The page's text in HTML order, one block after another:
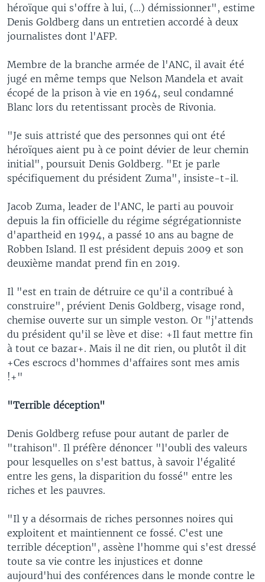
héroïque qui s'offre à lui, (...) démissionner", estime
Denis Goldberg dans un entretien accordé à deux
journalistes dont l'AFP.
Membre de la branche armée de l'ANC, il avait été
jugé en même temps que Nelson Mandela et avait
écopé de la prison à vie en 1964, seul condamné
Blanc lors du retentissant procès de Rivonia.
"Je suis attristé que des personnes qui ont été
héroïques aient pu à ce point dévier de leur chemin
initial", poursuit Denis Goldberg. "Et je parle
spécifiquement du président Zuma", insiste-t-il.
Jacob Zuma, leader de l'ANC, le parti au pouvoir
depuis la fin officielle du régime ségrégationniste
d'apartheid en 1994, a passé 10 ans au bagne de
Robben Island. Il est président depuis 2009 et son
deuxième mandat prend fin en 2019.
Il "est en train de détruire ce qu'il a contribué à
construire", prévient Denis Goldberg, visage rond,
chemise ouverte sur un simple veston. Or "j'attends
du président qu'il se lève et dise: +Il faut mettre fin
à tout ce bazar+. Mais il ne dit rien, ou plutôt il dit
+Ces escrocs d'hommes d'affaires sont mes amis
!+"
"Terrible déception"
Denis Goldberg refuse pour autant de parler de
"trahison". Il préfère dénoncer "l'oubli des valeurs
pour lesquelles on s'est battus, à savoir l'égalité
entre les gens, la disparition du fossé" entre les
riches et les pauvres.
"Il y a désormais de riches personnes noires qui
exploitent et maintiennent ce fossé. C'est une
terrible déception", assène l'homme qui s'est dressé
toute sa vie contre les injustices et donne
aujourd'hui des conférences dans le monde contre le